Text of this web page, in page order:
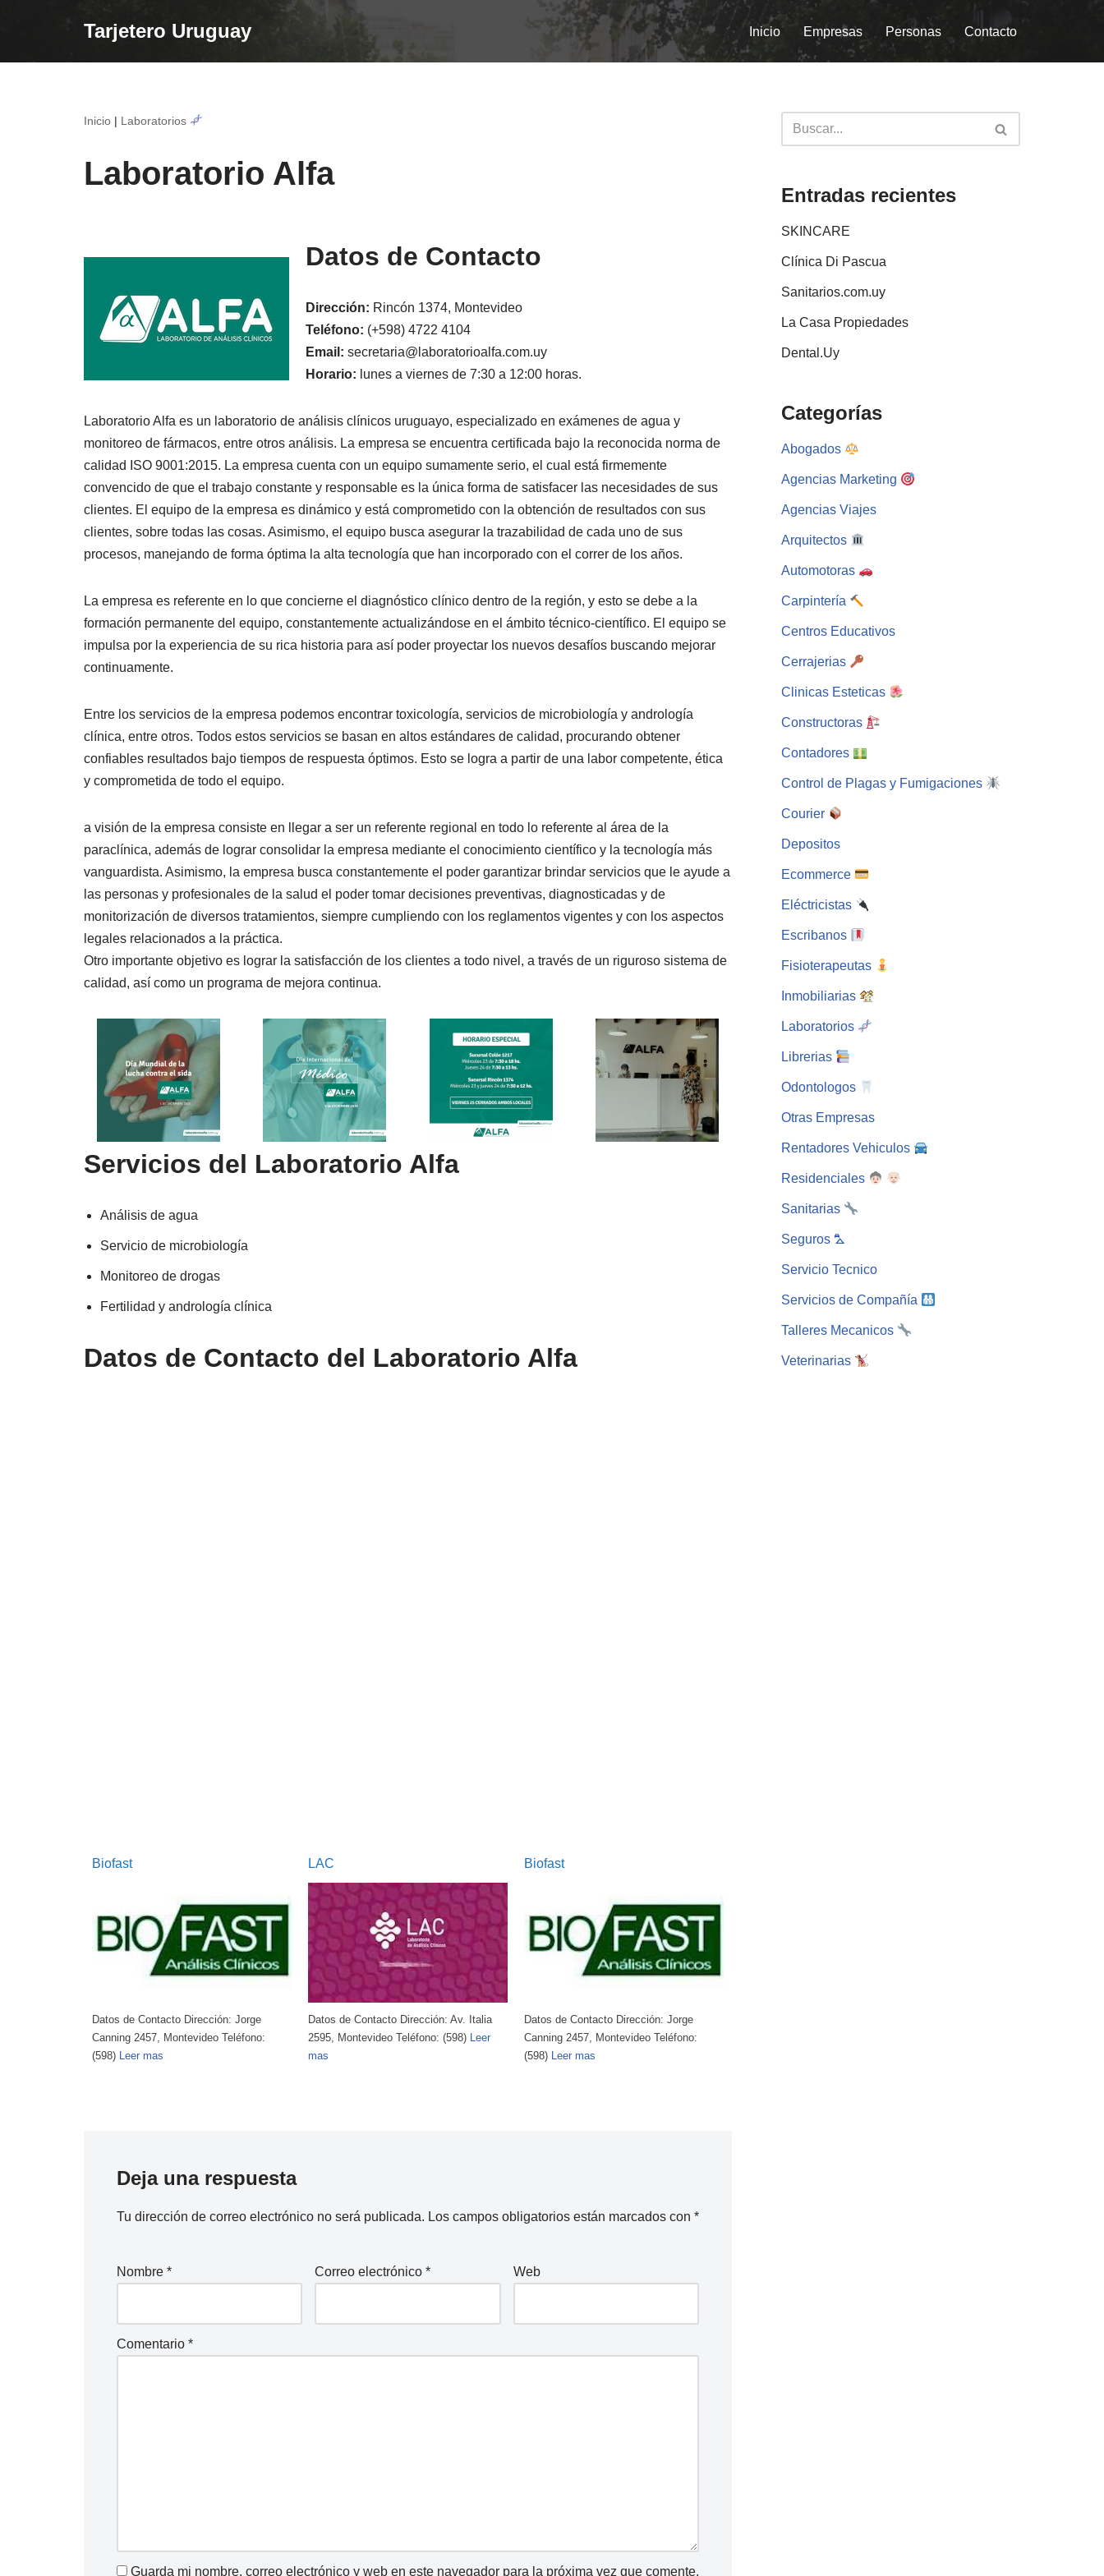
Tarjetero Uruguay Inicio Empresas Personas Contacto
Inicio | Laboratorios
Laboratorio Alfa
Datos de Contacto
Dirección: Rincón 1374, Montevideo
Teléfono: (+598) 4722 4104
Email: secretaria@laboratorioalfa.com.uy
Horario: lunes a viernes de 7:30 a 12:00 horas.
Laboratorio Alfa es un laboratorio de análisis clínicos uruguayo, especializado en exámenes de agua y
monitoreo de fármacos, entre otros análisis. La empresa se encuentra certificada bajo la reconocida norma de
calidad ISO 9001:2015. La empresa cuenta con un equipo sumamente serio, el cual está firmemente
convencido de que el trabajo constante y responsable es la única forma de satisfacer las necesidades de sus
clientes. El equipo de la empresa es dinámico y está comprometido con la obtención de resultados con sus
clientes, sobre todas las cosas. Asimismo, el equipo busca asegurar la trazabilidad de cada uno de sus
procesos, manejando de forma óptima la alta tecnología que han incorporado con el correr de los años.
La empresa es referente en lo que concierne el diagnóstico clínico dentro de la región, y esto se debe a la
formación permanente del equipo, constantemente actualizándose en el ámbito técnico-científico. El equipo se
impulsa por la experiencia de su rica historia para así poder proyectar los nuevos desafíos buscando mejorar
continuamente.
Entre los servicios de la empresa podemos encontrar toxicología, servicios de microbiología y andrología
clínica, entre otros. Todos estos servicios se basan en altos estándares de calidad, procurando obtener
confiables resultados bajo tiempos de respuesta óptimos. Esto se logra a partir de una labor competente, ética
y comprometida de todo el equipo.
a visión de la empresa consiste en llegar a ser un referente regional en todo lo referente al área de la
paraclínica, además de lograr consolidar la empresa mediante el conocimiento científico y la tecnología más
vanguardista. Asimismo, la empresa busca constantemente el poder garantizar brindar servicios que le ayude a
las personas y profesionales de la salud el poder tomar decisiones preventivas, diagnosticadas y de
monitorización de diversos tratamientos, siempre cumpliendo con los reglamentos vigentes y con los aspectos
legales relacionados a la práctica.
Otro importante objetivo es lograr la satisfacción de los clientes a todo nivel, a través de un riguroso sistema de
calidad, así como un programa de mejora continua.
Servicios del Laboratorio Alfa
Análisis de agua
Servicio de microbiología
Monitoreo de drogas
Fertilidad y andrología clínica
Datos de Contacto del Laboratorio Alfa
Biofast
Datos de Contacto Dirección: Jorge
Canning 2457, Montevideo Teléfono:
(598)
Leer mas
LAC
Datos de Contacto Dirección: Av. Italia
2595, Montevideo Teléfono: (598)
Leer
mas
Biofast
Datos de Contacto Dirección: Jorge
Canning 2457, Montevideo Teléfono:
(598)
Leer mas
Deja una respuesta
Tu dirección de correo electrónico no será publicada. Los campos obligatorios están marcados con *
Nombre * Correo electrónico* Web
Comentario *
Guarda mi nombre, correo electrónico y web en este navegador para la próxima vez que comente.
Entradas recientes
SKINCARE
Clínica Di Pascua
Sanitarios.com.uy
La Casa Propiedades
Dental.Uy
Categorías
Abogados
Agencias Marketing
Agencias Viajes
Arquitectos
Automotoras
Carpintería
Centros Educativos
Cerrajerias
Clinicas Esteticas
Constructoras
Contadores
Control de Plagas y Fumigaciones
Courier
Depositos
Ecommerce
Eléctricistas
Escribanos
Fisioterapeutas
Inmobiliarias
Laboratorios
Librerias
Odontologos
Otras Empresas
Rentadores Vehiculos
Residenciales
Sanitarias
Seguros ⛍
Servicio Tecnico
Servicios de Compañía
Talleres Mecanicos
Veterinarias